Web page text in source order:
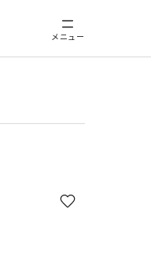
メニュー